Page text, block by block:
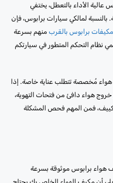
الأداء بالتعطل، يختفي
بالنسبة لمالكي سيارات برابوس، فإن
برابوس بالقرب منهم بسرعة
نظام التحكم المتطور في سيارتكم
هواء مُخصصة تتطلب عناية خاصة. إذا
هواء دافئ من فتحات التهوية،
فمن المهم فحص المشكلة
هواء برابوس موثوقة بسرعة